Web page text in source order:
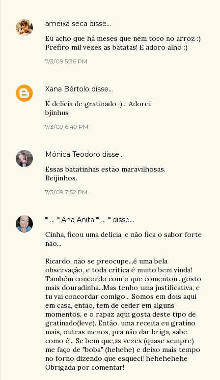
ameixa seca disse…
Eu acho que há meses que nem toco no arroz :)
Prefiro mil vezes as batatas! E adoro alho :)
7/3/09 5:36 PM
Xana Bértolo disse…
K delícia de gratinado :)... Adorei
bjinhus
7/3/09 6:49 PM
Mónica Teodoro disse…
Essas batatinhas estão maravilhosas.
Beijinhos.
7/3/09 7:52 PM
*-...-* Ana Anita *-...-* disse…
Cinha, ficou uma delícia, e não fica o sabor forte
não...
Ricardo, não se preocupe...é uma bela
observação, e toda crítica é muito bem vinda!
Também concordo com o que comentou...gosto
mais douradinha...Mas tenho uma justificativa, e
tu vai concordar comigo... Somos em dois aqui
em casa, então, tem de ceder em alguns
momentos, e o rapaz aqui gosta deste tipo de
gratinado(leve). Então, uma receita eu gratino
mais, outras menos, pra não dar briga, sabe
como é... Se bem que,as vezes (quase sempre)
me faço de "boba" (hehehe) e deixo mais tempo
no forno dizendo que esqueci! hehehehehe
Obrigada por comentar!